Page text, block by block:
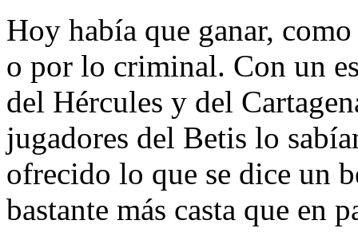
Hoy había que ganar,
o por lo criminal. Con un
del Hércules y del
jugadores del Betis lo
ofrecido lo que se dice un
bastante más casta que en